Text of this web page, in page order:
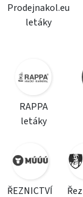
Prodejnakol.eu
letáky
RAPPA
letáky
ŘEZNICTVÍ